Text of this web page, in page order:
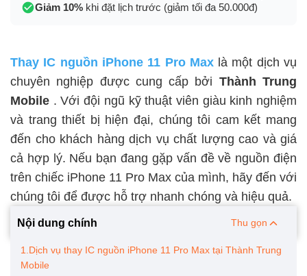
Giảm 10% khi đặt lịch trước (giảm tối đa 50.000đ)
Thay IC nguồn iPhone 11 Pro Maxlà một dịch vụ
chuyên nghiệp được cung cấp bởi Thành Trung
Mobile . Với đội ngũ kỹ thuật viên giàu kinh nghiệm
và trang thiết bị hiện đại, chúng tôi cam kết mang
đến cho khách hàng dịch vụ chất lượng cao và giá
cả hợp lý. Nếu bạn đang gặp vấn đề về nguồn điện
trên chiếc iPhone 11 Pro Max của mình, hãy đến với
chúng tôi để được hỗ trợ nhanh chóng và hiệu quả.
Nội dung chính Thu gọn
1.Dịch vụ thay IC nguồn iPhone 11 Pro Max tại Thành Trung
Mobile